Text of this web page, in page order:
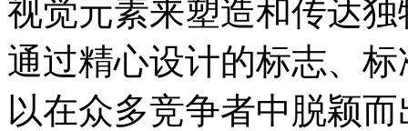
视觉元素来塑造和传达
通过精心设计的标志、
以在众多竞争者中脱颖